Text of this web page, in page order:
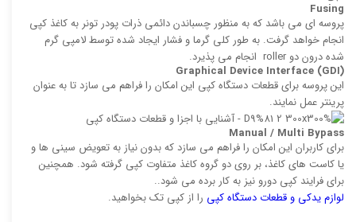
Fusing
پروسه ‌ای می باشد كه به منظور چسباندن دائمی ذرات پودر تونر به كاغذ كپی
انجام خواهد گرفت. به طور کلی گرما و فشار ایجاد شده توسط لامپی گرم‌
شده درون دو roller انجام می پذیرد.
(
Graphical Device Interface (GDI
این پروسه برای قطعات دستگاه كپی این امكان را فراهم می سازد تا به عنوان
پرینتر عمل نمایند.
Manual / Multi Bypass
برای کاربران این امکان را فراهم می سازد كه بدون نیاز به تعویض سینی‌ ها و
یا كاست‌ های كاغذ، بر روی دو گروه كاغذ متفاوت كپی گرفته شود. همچنین
برای فرایند كپی دورو نیز به كار برده می ‌شود..
لوازم یدکی و قطعات دستگاه کپی را از کپی تک بخواهید.